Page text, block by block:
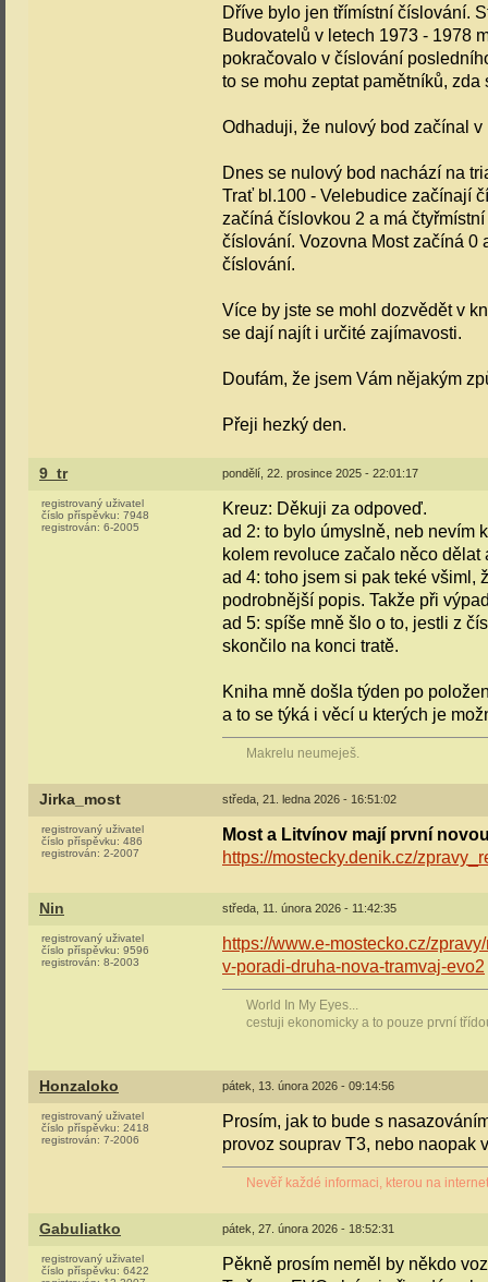
Dříve bylo jen třímístní číslování.
Budovatelů v letech 1973 - 1978
pokračovalo v číslování
to se mohu zeptat pamětníků, zda
Odhaduji, že nulový bod začínal v
Dnes se nulový bod nachází na
Trať bl.100 - Velebudice začínají
začíná číslovkou 2 a má
číslování. Vozovna Most začíná 0
číslování.
Více by jste se mohl dozvědět v
se dají najít i určité zajímavosti.
Doufám, že jsem Vám nějakým
Přeji hezký den.
9_tr pondělí, 22. prosince 2025 - 22:01:17
registrovaný uživatel
číslo příspěvku: 7948
registrován: 6-2005
Kreuz: Děkuji za odpoveď.
ad 2: to bylo úmyslně, neb nevím
kolem revoluce začalo něco dělat
ad 4: toho jsem si pak teké všiml,
podrobnější popis. Takže při
ad 5: spíše mně šlo o to, jestli z
skončilo na konci tratě.
Kniha mně došla týden po
a to se týká i věcí u kterých je
Makrelu neumeješ.
Jirka_most středa, 21. ledna 2026 - 16:51:02
registrovaný uživatel
číslo příspěvku: 486
registrován: 2-2007
Most a Litvínov mají první
https://mostecky.denik.cz/
Nin středa, 11. února 2026 - 11:42:35
registrovaný uživatel
číslo příspěvku: 9596
registrován: 8-2003
https://www.e-mostecko.cz/
v-poradi-druha-nova-tramvaj-evo2
World In My Eyes...
cestuji ekonomicky a to pouze první
Honzaloko pátek, 13. února 2026 - 09:14:56
registrovaný uživatel
číslo příspěvku: 2418
registrován: 7-2006
Prosím, jak to bude s
provoz souprav T3, nebo naopak
Nevěř každé informaci, kterou na
Gabuliatko pátek, 27. února 2026 - 18:52:31
registrovaný uživatel
číslo příspěvku: 6422
Pěkně prosím neměl by někdo